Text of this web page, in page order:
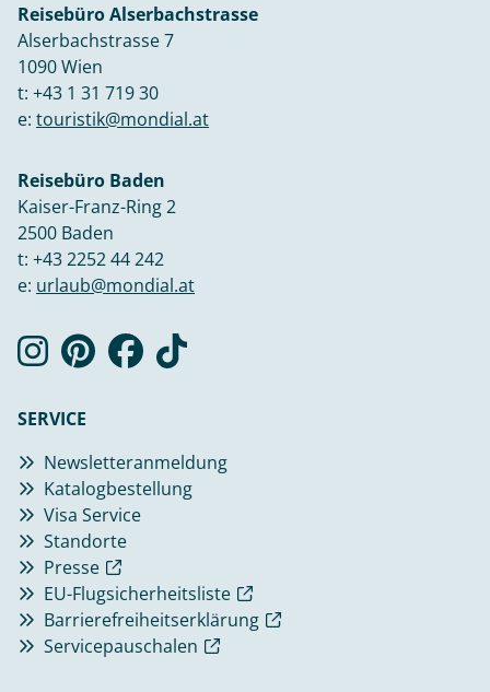
Reisebüro Alserbachstrasse
Alserbachstrasse 7
1090 Wien
t: +43 1 31 719 30
e: touristik@mondial.at
Reisebüro Baden
Kaiser-Franz-Ring 2
2500 Baden
t: +43 2252 44 242
e: urlaub@mondial.at
SERVICE
Newsletteranmeldung
Katalogbestellung
Visa Service
Standorte
Presse
EU-Flugsicherheitsliste
Barrierefreiheitserklärung
Servicepauschalen